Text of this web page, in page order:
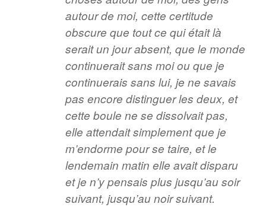
autour de moi, cette certitude
obscure que tout ce qui était là
serait un jour absent, que le monde
continuerait sans moi ou que je
continuerais sans lui, je ne savais
pas encore distinguer les deux, et
cette boule ne se dissolvait pas,
elle attendait simplement que je
m’endorme pour se taire, et le
lendemain matin elle avait disparu
et je n’y pensais plus jusqu’au soir
suivant, jusqu’au noir suivant.